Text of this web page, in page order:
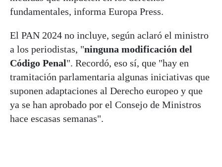
fundamentales, informa Europa Press.
El PAN 2024 no incluye, según aclaró el ministro
a los periodistas, "ninguna modificación del
Código Penal". Recordó, eso sí, que "hay en
tramitación parlamentaria algunas iniciativas que
suponen adaptaciones al Derecho europeo y que
ya se han aprobado por el Consejo de Ministros
hace escasas semanas".